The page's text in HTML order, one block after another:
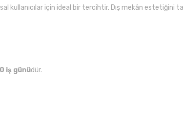
kullanıcılar için ideal bir tercihtir. Dış mekân
iş günüdür.